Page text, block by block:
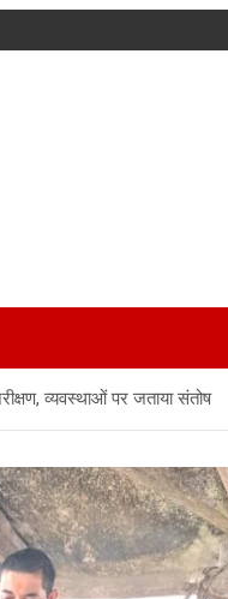
व्यवस्थाओं पर जताया संतोष